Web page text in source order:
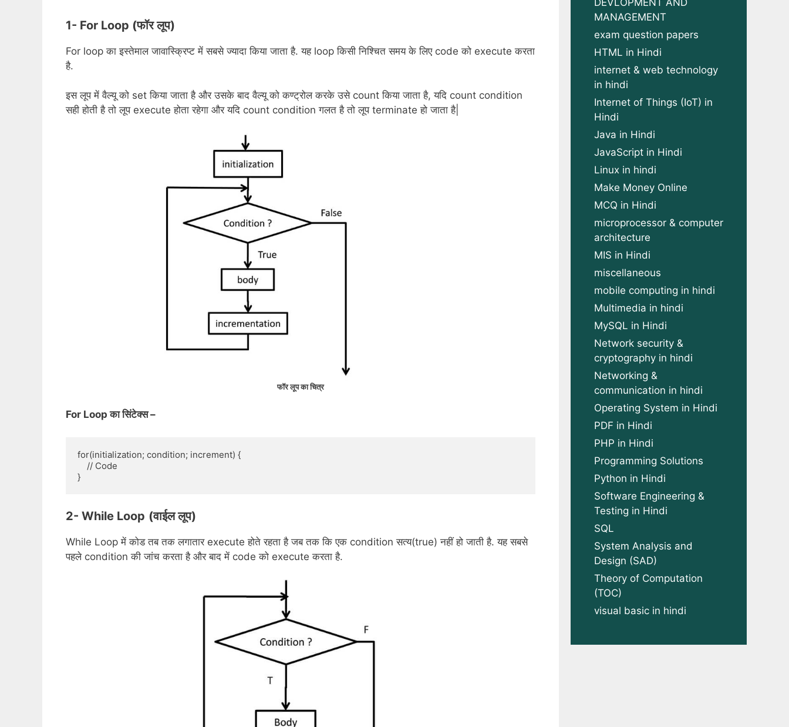
1- For Loop (फॉर लूप)
For loop का इस्तेमाल जावास्क्रिप्ट में सबसे ज्यादा किया जाता है. यह loop किसी निश्चित समय के लिए code को execute करता
है.
इस लूप में वैल्यू को set किया जाता है और उसके बाद वैल्यू को कण्ट्रोल करके उसे count किया जाता है, यदि count condition
सही होती है तो लूप execute होता रहेगा और यदि count condition गलत है तो लूप terminate हो जाता है|
फॉर लूप का चित्र
For Loop का सिंटेक्स –
for(initialization; condition; increment) {
// Code
2- While Loop (वाईल लूप)
While Loop में कोड तब तक लगातार execute होते रहता है जब तक कि एक condition सत्य(true) नहीं हो जाती है. यह सबसे
पहले condition की जांच करता है और बाद में code को execute करता है.
DEVLOPMENT AND
MANAGEMENT
exam question papers
HTML in Hindi
internet & web technology
in hindi
Internet of Things (IoT) in
Hindi
Java in Hindi
JavaScript in Hindi
Linux in hindi
Make Money Online
MCQ in Hindi
microprocessor & computer
architecture
MIS in Hindi
miscellaneous
mobile computing in hindi
Multimedia in hindi
MySQL in Hindi
Network security &
cryptography in hindi
Networking &
communication in hindi
Operating System in Hindi
PDF in Hindi
PHP in Hindi
Programming Solutions
Python in Hindi
Software Engineering &
Testing in Hindi
SQL
System Analysis and
Design (SAD)
Theory of Computation
(TOC)
visual basic in hindi